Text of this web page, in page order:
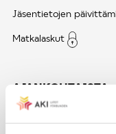
Jäsentietojen
Matkalaskut
AJANKOHTAISTA